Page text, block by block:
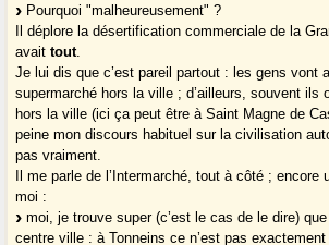
Pourquoi "malheureusement" ?
Il déplore la désertification commerciale de la
avaittout.
Je lui dis que c’est pareil partout : les gens vont
supermarché hors la ville ; d’ailleurs, souvent ils
hors la ville (ici ça peut être à Saint Magne de
peine mon discours habituel sur la civilisation
pas vraiment.
Il me parle de l’Intermarché, tout à côté ; encore
moi :
moi, je trouve super (c’est le cas de le dire)
centre ville : à Tonneins ce n’est pas